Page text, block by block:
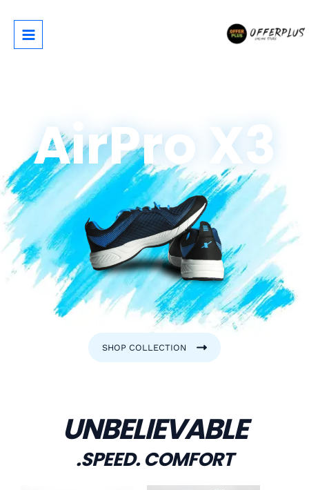
المحتوى
AirPro X3
SHOP COLLECTION
UNBELIEVABLE
SPEED. COMFORT.